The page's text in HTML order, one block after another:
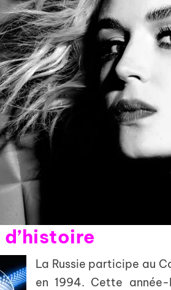
d’histoire
La Russie participe au
en 1994. Cette